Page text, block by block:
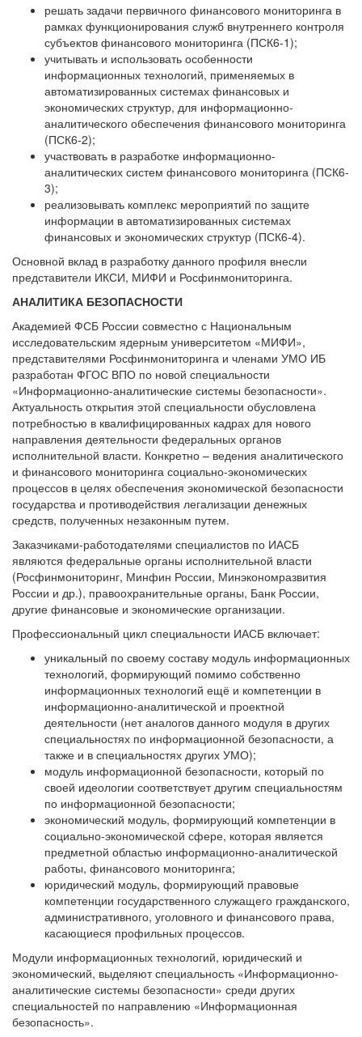
решать задачи первичного финансового мониторинга в
рамках функционирования служб внутреннего контроля
субъектов финансового мониторинга (ПСК6-1);
учитывать и использовать особенности
информационных технологий, применяемых в
автоматизированных системах финансовых и
экономических структур, для информационно-
аналитического обеспечения финансового мониторинга
(ПСК6-2);
участвовать в разработке информационно-
аналитических систем финансового мониторинга (ПСК6-
3);
реализовывать комплекс мероприятий по защите
информации в автоматизированных системах
финансовых и экономических структур (ПСК6-4).
Основной вклад в разработку данного профиля внесли
представители ИКСИ, МИФИ и Росфинмониторинга.
АНАЛИТИКА БЕЗОПАСНОСТИ
Академией ФСБ России совместно с Национальным
исследовательским ядерным университетом «МИФИ»,
представителями Росфинмониторинга и членами УМО ИБ
разработан ФГОС ВПО по новой специальности
«Информационно-аналитические системы безопасности».
Актуальность открытия этой специальности обусловлена
потребностью в квалифицированных кадрах для нового
направления деятельности федеральных органов
исполнительной власти. Конкретно – ведения аналитического
и финансового мониторинга социально-экономических
процессов в целях обеспечения экономической безопасности
государства и противодействия легализации денежных
средств, полученных незаконным путем.
Заказчиками-работодателями специалистов по ИАСБ
являются федеральные органы исполнительной власти
(Росфинмониторинг, Минфин России, Минэкономразвития
России и др.), правоохранительные органы, Банк России,
другие финансовые и экономические организации.
Профессиональный цикл специальности ИАСБ включает:
уникальный по своему составу модуль информационных
технологий, формирующий помимо собственно
информационных технологий ещё и компетенции в
информационно-аналитической и проектной
деятельности (нет аналогов данного модуля в других
специальностях по информационной безопасности, а
также и в специальностях других УМО);
модуль информационной безопасности, который по
своей идеологии соответствует другим специальностям
по информационной безопасности;
экономический модуль, формирующий компетенции в
социально-экономической сфере, которая является
предметной областью информационно-аналитической
работы, финансового мониторинга;
юридический модуль, формирующий правовые
компетенции государственного служащего гражданского,
административного, уголовного и финансового права,
касающиеся профильных процессов.
Модули информационных технологий, юридический и
экономический, выделяют специальность «Информационно-
аналитические системы безопасности» среди других
специальностей по направлению «Информационная
безопасность».